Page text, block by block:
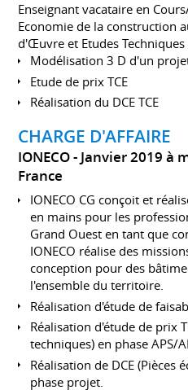
Enseignant vacataire en
Economie de la construction
d'Œuvre et Etudes
Modélisation 3 D d'un
Etude de prix TCE
Réalisation du DCE TCE
CHARGE D'AFFAIRE
IONECO Janvier 2019 à
France
IONECO CG conçoit et
en mains pour les
Grand Ouest en tant que
IONECO réalise des
conception pour des
l'ensemble du territoire.
Réalisation d'étude de
Réalisation d'étude de prix
techniques) en phase APS/
Réalisation de DCE (Pièces
phase projet.